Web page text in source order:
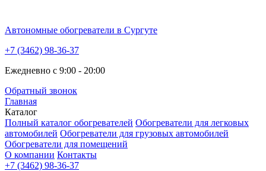
Автономные обогреватели в Сургуте
+7 (3462) 98-36-37
Ежедневно с 9:00 - 20:00
Обратный звонок
Главная
Каталог
Полный каталог обогревателей Обогреватели для легковых
автомобилей Обогреватели для грузовых автомобилей
Обогреватели для помещений
О компании Контакты
+7 (3462) 98-36-37